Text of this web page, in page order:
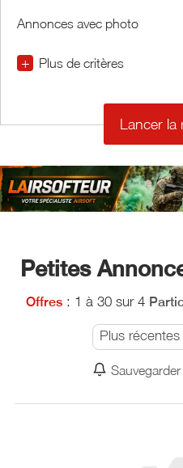
Annonces avec photo
+ Plus de critères
Petites
Offres : 1 à 30 sur 4
Plus récentes